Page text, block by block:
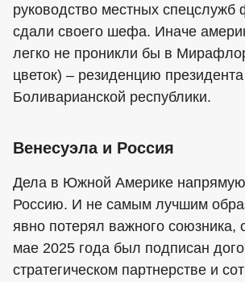
руководство местных спецслужб
сдали своего шефа. Иначе
легко не проникли бы в
цветок) – резиденцию президента
Боливарианской республики.
Венесуэла и Россия
Дела в Южной Америке
Россию. И не самым лучшим
явно потерял важного союзника,
мае 2025 года был подписан
стратегическом партнерстве и